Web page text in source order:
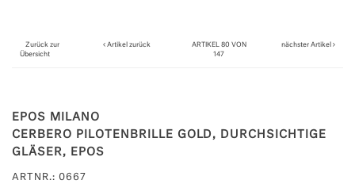
Zurück zur
Übersicht
Artikel zurück
ARTIKEL 80 VON
147
nächster Artikel
EPOS MILANO
CERBERO PILOTENBRILLE GOLD, DURCHSICHTIGE
GLÄSER, EPOS
ARTNR.: 0667